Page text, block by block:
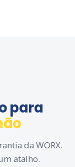
para
da WORX.
atalho.